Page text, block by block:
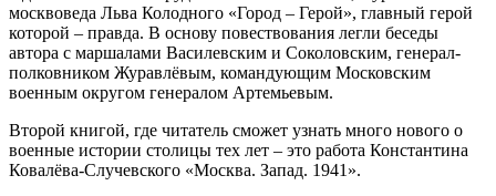
москвоведа Льва Колодного «Город – Герой», главный герой
которой – правда. В основу повествования легли беседы
автора с маршалами Василевским и Соколовским, генерал-
полковником Журавлёвым, командующим Московским
военным округом генералом Артемьевым.
Второй книгой, где читатель сможет узнать много нового о
военные истории столицы тех лет – это работа Константина
Ковалёва-Случевского «Москва. Запад. 1941».